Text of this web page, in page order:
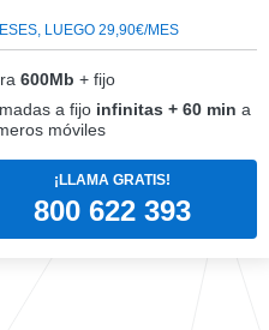
LUEGO 29,90€/MES
600Mb + fijo
a fijo infinitas + 60 min a
móviles
¡LLAMA GRATIS!
800 622 393